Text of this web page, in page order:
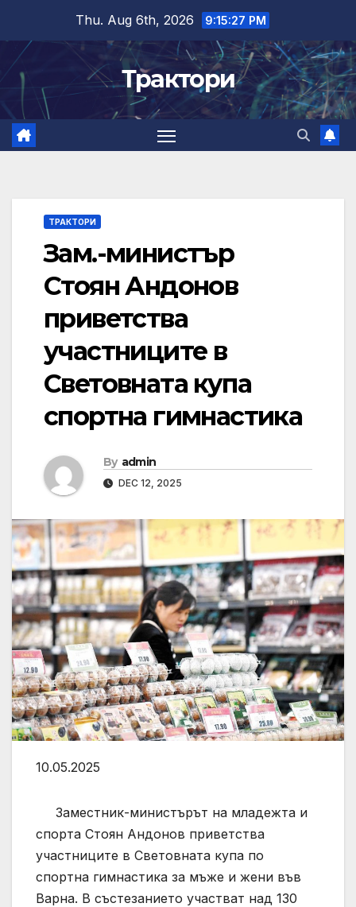
content
Thu. Aug 6th, 2026 9:15:27 PM
Трактори
ТРАКТОРИ
Зам.-министър
Стоян Андонов
приветства
участниците в
Световната купа
спортна гимнастика
By admin
DEC 12, 2025
10.05.2025
Заместник-министърът на младежта и
спорта Стоян Андонов приветства
участниците в Световната купа по
спортна гимнастика за мъже и жени във
Варна. В състезанието участват над 130